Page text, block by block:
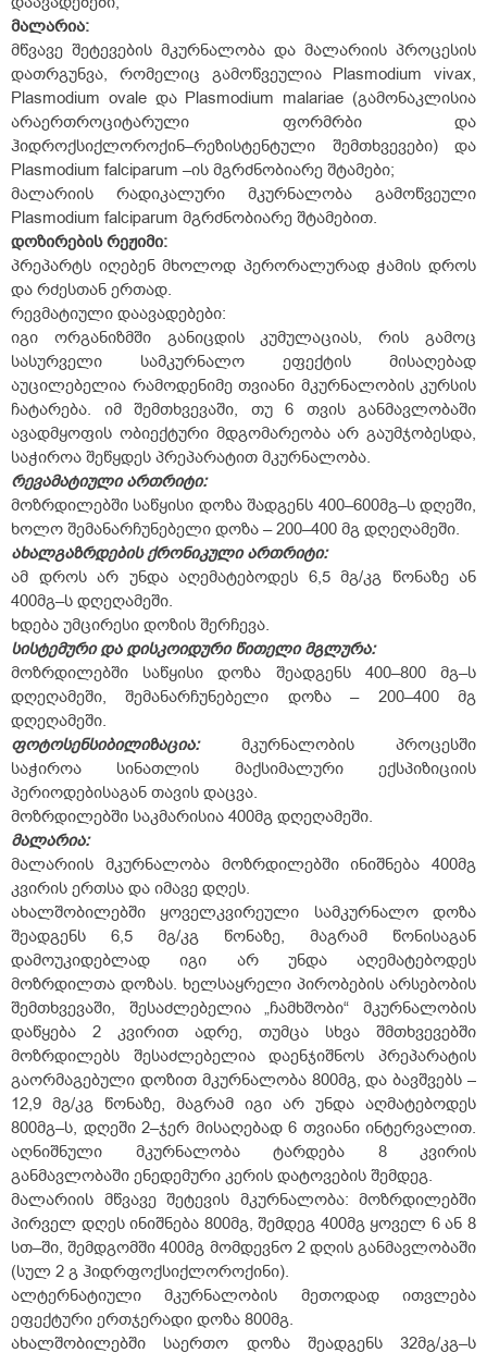
მალარია:
მწვავე შეტევების მკურნალობა და მალარიის პროცესის
დათრგუნვა, რომელიც გამოწვეულია Plasmodium vivax,
Plasmodium ovale და Plasmodium malariae (გამონაკლისია
არაერთროციტარული ფორმრბი და
ჰიდროქსიქლოროქინ–რეზისტენტული შემთხვევები) და
Plasmodium falciparum –ის მგრძნობიარე შტამები;
მალარიის რადიკალური მკურნალობა გამოწვეული
Plasmodium falciparum მგრძნობიარე შტამებით.
დოზირების რეჟიმი:
პრეპარტს იღებენ მხოლოდ პერორალურად ჭამის დროს
და რძესთან ერთად.
რევმატიული დაავადებები:
იგი ორგანიზმში განიცდის კუმულაციას, რის გამოც
სასურველი სამკურნალო ეფექტის მისაღებად
აუცილებელია რამოდენიმე თვიანი მკურნალობის კურსის
ჩატარება. იმ შემთხვევაში, თუ 6 თვის განმავლობაში
ავადმყოფის ობიექტური მდგომარეობა არ გაუმჯობესდა,
საჭიროა შეწყდეს პრეპარატით მკურნალობა.
რევამატიული ართრიტი:
მოზრდილებში საწყისი დოზა შადგენს 400–600მგ–ს დღეში,
ხოლო შემანარჩუნებელი დოზა – 200–400 მგ დღეღამეში.
ახალგაზრდების ქრონიკული ართრიტი:
ამ დროს არ უნდა აღემატებოდეს 6,5 მგ/კგ წონაზე ან
400მგ–ს დღეღამეში.
ხდება უმცირესი დოზის შერჩევა.
სისტემური და დისკოიდური წითელი მგლურა:
მოზრდილებში საწყისი დოზა შეადგენს 400–800 მგ–ს
დღეღამეში, შემანარჩუნებელი დოზა – 200–400 მგ
დღეღამეში.
ფოტოსენსიბილიზაცია:მკურნალობის პროცესში
საჭიროა სინათლის მაქსიმალური ექსპიზიციის
პერიოდებისაგან თავის დაცვა.
მოზრდილებში საკმარისია 400მგ დღეღამეში.
მალარია:
მალარიის მკურნალობა მოზრდილებში ინიშნება 400მგ
კვირის ერთსა და იმავე დღეს.
ახალშობილებში ყოველკვირეული სამკურნალო დოზა
შეადგენს 6,5 მგ/კგ წონაზე, მაგრამ წონისაგან
დამოუკიდებლად იგი არ უნდა აღემატებოდეს
მოზრდილთა დოზას. ხელსაყრელი პირობების არსებობის
შემთხვევაში, შესაძლებელია „ჩამხშობი“ მკურნალობის
დაწყება 2 კვირით ადრე, თუმცა სხვა შმთხვევებში
მოზრდილებს შესაძლებელია დაენჯიშნოს პრეპარატის
გაორმაგებული დოზით მკურნალობა 800მგ, და ბავშვებს –
12,9 მგ/კგ წონაზე, მაგრამ იგი არ უნდა აღმატებოდეს
800მგ–ს, დღეში 2–ჯერ მისაღებად 6 თვიანი ინტერვალით.
აღნიშნული მკურნალობა ტარდება 8 კვირის
განმავლობაში ენედემური კერის დატოვების შემდეგ.
მალარიის მწვავე შეტევის მკურნალობა: მოზრდილებში
პირველ დღეს ინიშნება 800მგ, შემდეგ 400მგ ყოველ 6 ან 8
სთ–ში, შემდგომში 400მგ მომდევნო 2 დღის განმავლობაში
(სულ 2 გ ჰიდრფოქსიქლოროქინი).
ალტერნატიული მკურნალობის მეთოდად ითვლება
ეფექტური ერთჯერადი დოზა 800მგ.
ახალშობილებში საერთო დოზა შეადგენს 32მგ/კგ–ს